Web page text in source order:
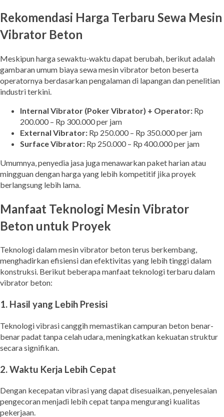
Rekomendasi Harga Terbaru Sewa Mesin
Vibrator Beton
Meskipun harga sewaktu-waktu dapat berubah, berikut adalah
gambaran umum biaya sewa mesin vibrator beton beserta
operatornya berdasarkan pengalaman di lapangan dan penelitian
industri terkini.
Internal Vibrator (Poker Vibrator) + Operator: Rp
200.000 – Rp 300.000 per jam
External Vibrator: Rp 250.000 – Rp 350.000 per jam
Surface Vibrator: Rp 250.000 – Rp 400.000 per jam
Umumnya, penyedia jasa juga menawarkan paket harian atau
mingguan dengan harga yang lebih kompetitif jika proyek
berlangsung lebih lama.
Manfaat Teknologi Mesin Vibrator
Beton untuk Proyek
Teknologi dalam mesin vibrator beton terus berkembang,
menghadirkan efisiensi dan efektivitas yang lebih tinggi dalam
konstruksi. Berikut beberapa manfaat teknologi terbaru dalam
vibrator beton:
1. Hasil yang Lebih Presisi
Teknologi vibrasi canggih memastikan campuran beton benar-
benar padat tanpa celah udara, meningkatkan kekuatan struktur
secara signifikan.
2. Waktu Kerja Lebih Cepat
Dengan kecepatan vibrasi yang dapat disesuaikan, penyelesaian
pengecoran menjadi lebih cepat tanpa mengurangi kualitas
pekerjaan.